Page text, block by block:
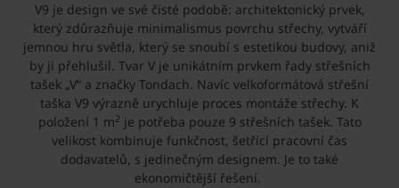
V9 je design ve své čisté podobě: architektonický prvek,
který zdůrazňuje minimalismus povrchu střechy, vytváří
jemnou hru světla, který se snoubí s estetikou budovy, aniž
by ji přehlušil. Tvar V je unikátním prvkem řady střešních
tašek „V“ a značky Tondach. Navíc velkoformátová střešní
taška V9 výrazně urychluje proces montáže střechy. K
položení 1 m2 je potřeba pouze 9 střešních tašek. Tato
velikost kombinuje funkčnost, šetřící pracovní čas
dodavatelů, s jedinečným designem. Je to také
ekonomičtější řešení.